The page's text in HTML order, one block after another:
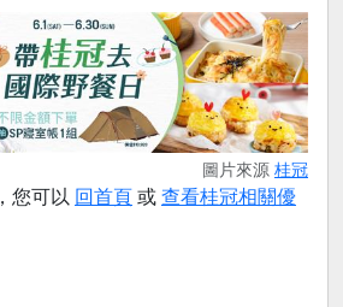
圖片來源 桂冠
，您可以 回首頁 或 查看桂冠相關優